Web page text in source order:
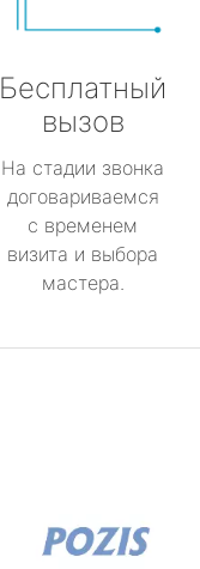
Бесплатный
вызов
На стадии звонка
договариваемся
с временем
визита и выбора
мастера.